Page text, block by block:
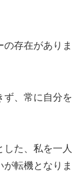
存在がありま
ず、常に自分を
た、私を一人
転機となりま